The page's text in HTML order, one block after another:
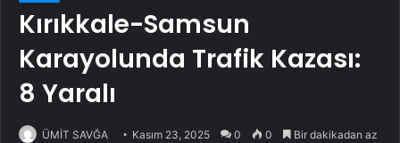
Kırıkkale-Samsun
Karayolunda Trafik Kazası:
8 Yaralı
ÜMİT SAVĞA Kasım 23, 2025 0 0 Bir dakikadan az